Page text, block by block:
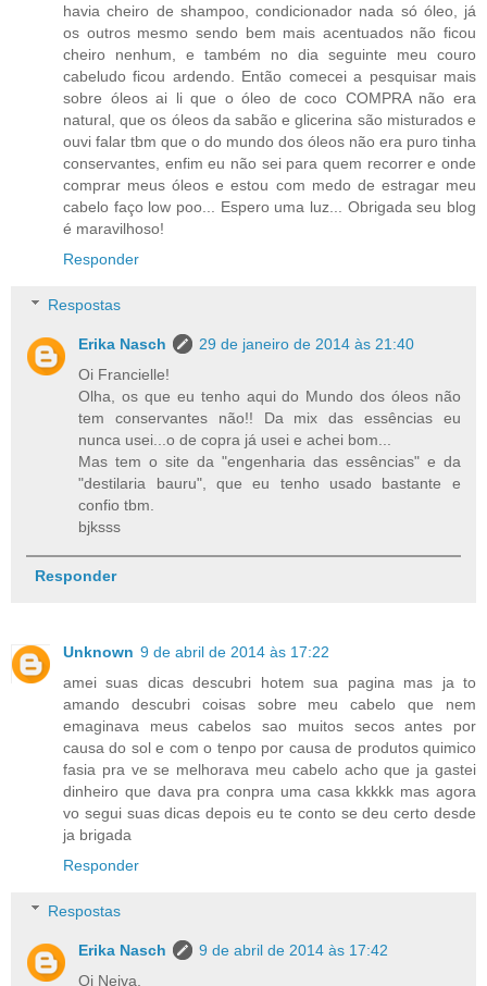
havia cheiro de shampoo, condicionador nada só óleo, já
os outros mesmo sendo bem mais acentuados não ficou
cheiro nenhum, e também no dia seguinte meu couro
cabeludo ficou ardendo. Então comecei a pesquisar mais
sobre óleos ai li que o óleo de coco COMPRA não era
natural, que os óleos da sabão e glicerina são misturados e
ouvi falar tbm que o do mundo dos óleos não era puro tinha
conservantes, enfim eu não sei para quem recorrer e onde
comprar meus óleos e estou com medo de estragar meu
cabelo faço low poo... Espero uma luz... Obrigada seu blog
é maravilhoso!
Responder
Respostas
Erika Nasch
29 de janeiro de 2014 às 21:40
Oi Francielle!
Olha, os que eu tenho aqui do Mundo dos óleos não
tem conservantes não!! Da mix das essências eu
nunca usei...o de copra já usei e achei bom...
Mas tem o site da "engenharia das essências" e da
"destilaria bauru", que eu tenho usado bastante e
confio tbm.
bjksss
Responder
Unknown 9 de abril de 2014 às 17:22
amei suas dicas descubri hotem sua pagina mas ja to
amando descubri coisas sobre meu cabelo que nem
emaginava meus cabelos sao muitos secos antes por
causa do sol e com o tenpo por causa de produtos quimico
fasia pra ve se melhorava meu cabelo acho que ja gastei
dinheiro que dava pra conpra uma casa kkkkk mas agora
vo segui suas dicas depois eu te conto se deu certo desde
ja brigada
Responder
Respostas
Erika Nasch
9 de abril de 2014 às 17:42
Oi Neiva,